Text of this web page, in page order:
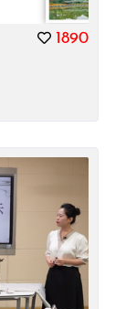
1890